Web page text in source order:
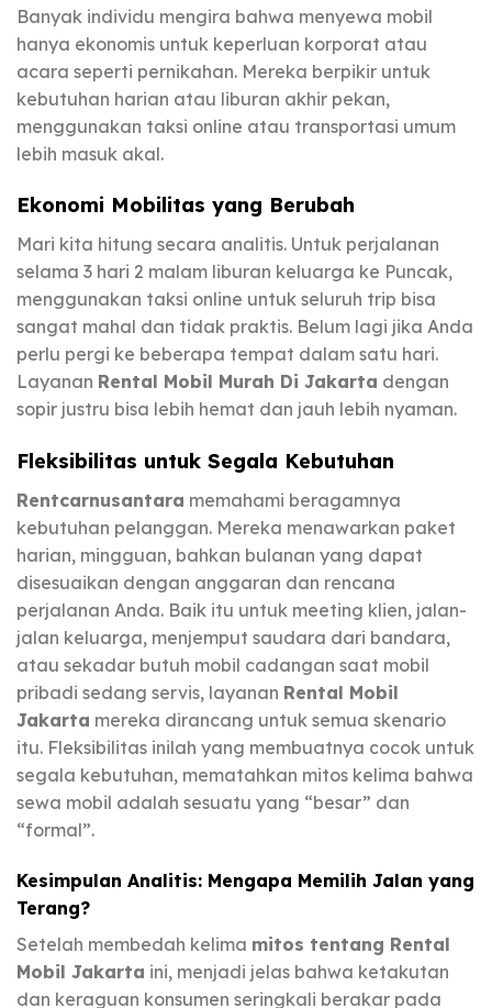
Banyak individu mengira bahwa menyewa mobil
hanya ekonomis untuk keperluan korporat atau
acara seperti pernikahan. Mereka berpikir untuk
kebutuhan harian atau liburan akhir pekan,
menggunakan taksi online atau transportasi umum
lebih masuk akal.
Ekonomi Mobilitas yang Berubah
Mari kita hitung secara analitis. Untuk perjalanan
selama 3 hari 2 malam liburan keluarga ke Puncak,
menggunakan taksi online untuk seluruh trip bisa
sangat mahal dan tidak praktis. Belum lagi jika Anda
perlu pergi ke beberapa tempat dalam satu hari.
Layanan Rental Mobil Murah Di Jakarta dengan
sopir justru bisa lebih hemat dan jauh lebih nyaman.
Fleksibilitas untuk Segala Kebutuhan
Rentcarnusantara memahami beragamnya
kebutuhan pelanggan. Mereka menawarkan paket
harian, mingguan, bahkan bulanan yang dapat
disesuaikan dengan anggaran dan rencana
perjalanan Anda. Baik itu untuk meeting klien, jalan-
jalan keluarga, menjemput saudara dari bandara,
atau sekadar butuh mobil cadangan saat mobil
pribadi sedang servis, layanan Rental Mobil
Jakarta mereka dirancang untuk semua skenario
itu. Fleksibilitas inilah yang membuatnya cocok untuk
segala kebutuhan, mematahkan mitos kelima bahwa
sewa mobil adalah sesuatu yang “besar” dan
“formal”.
Kesimpulan Analitis: Mengapa Memilih Jalan yang
Terang?
Setelah membedah kelima mitos tentang Rental
Mobil Jakarta ini, menjadi jelas bahwa ketakutan
dan keraguan konsumen seringkali berakar pada